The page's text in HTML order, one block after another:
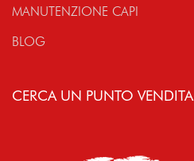
MANUTENZIONE CAPI
BLOG
CERCA UN PUNTO VENDITA